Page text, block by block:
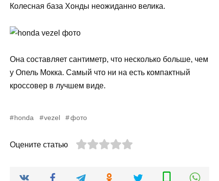
Колесная база Хонды неожиданно велика.
Она составляет сантиметр, что несколько больше, чем
у Опель Мокка. Самый что ни на есть компактный
кроссовер в лучшем виде.
honda vezel фото
Оцените статью